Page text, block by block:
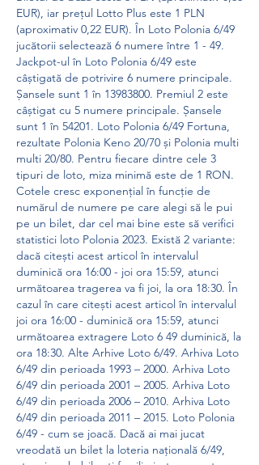
EUR), iar prețul Lotto Plus este 1 PLN
(aproximativ 0,22 EUR). În Loto Polonia 6/49
jucătorii selectează 6 numere între 1 - 49.
Jackpot-ul în Loto Polonia 6/49 este
câștigată de potrivire 6 numere principale.
Șansele sunt 1 în 13983800. Premiul 2 este
câștigat cu 5 numere principale. Șansele
sunt 1 în 54201. Loto Polonia 6/49 Fortuna,
rezultate Polonia Keno 20/70 și Polonia multi
multi 20/80. Pentru fiecare dintre cele 3
tipuri de loto, miza minimă este de 1 RON.
Cotele cresc exponențial în funcție de
numărul de numere pe care alegi să le pui
pe un bilet, dar cel mai bine este să verifici
statistici loto Polonia 2023. Există 2 variante:
dacă citești acest articol în intervalul
duminică ora 16:00 - joi ora 15:59, atunci
următoarea tragerea va fi joi, la ora 18:30. În
cazul în care citești acest articol în intervalul
joi ora 16:00 - duminică ora 15:59, atunci
următoarea extragere Loto 6 49 duminică, la
ora 18:30. Alte Arhive Loto 6/49. Arhiva Loto
6/49 din perioada 1993 – 2000. Arhiva Loto
6/49 din perioada 2001 – 2005. Arhiva Loto
6/49 din perioada 2006 – 2010. Arhiva Loto
6/49 din perioada 2011 – 2015. Loto Polonia
6/49 - cum se joacă. Dacă ai mai jucat
vreodată un bilet la loteria națională 6/49,